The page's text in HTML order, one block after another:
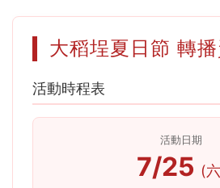
大稻埕夏日節 轉
活動時程表
活動日期
7/25 (